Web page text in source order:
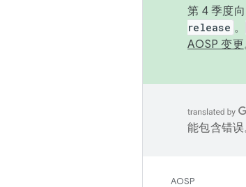
第 4 季度
release 。
AOSP 变更
能包含错误
AOSP